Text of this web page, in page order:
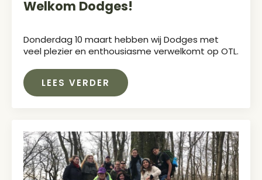
Welkom Dodges!
Donderdag 10 maart hebben wij Dodges met
veel plezier en enthousiasme verwelkomt op OTL.
LEES VERDER